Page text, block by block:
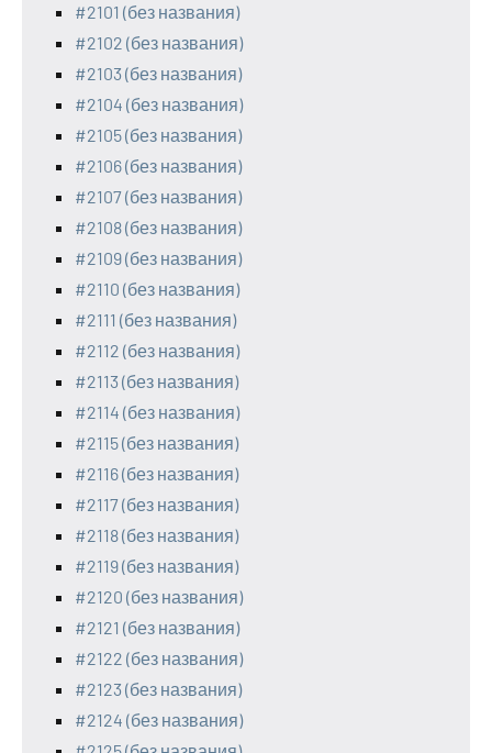
#2101 (без названия)
#2102 (без названия)
#2103 (без названия)
#2104 (без названия)
#2105 (без названия)
#2106 (без названия)
#2107 (без названия)
#2108 (без названия)
#2109 (без названия)
#2110 (без названия)
#2111 (без названия)
#2112 (без названия)
#2113 (без названия)
#2114 (без названия)
#2115 (без названия)
#2116 (без названия)
#2117 (без названия)
#2118 (без названия)
#2119 (без названия)
#2120 (без названия)
#2121 (без названия)
#2122 (без названия)
#2123 (без названия)
#2124 (без названия)